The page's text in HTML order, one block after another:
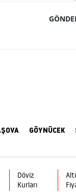
GÖYNÜCEK
Döviz
Kurları